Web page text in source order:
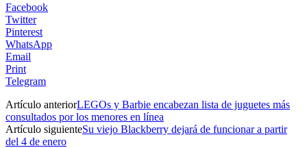
Facebook
Twitter
Pinterest
WhatsApp
Email
Print
Telegram
Artículo anteriorLEGOs y Barbie encabezan lista de juguetes más
consultados por los menores en línea
Artículo siguienteSu viejo Blackberry dejará de funcionar a partir
del 4 de enero